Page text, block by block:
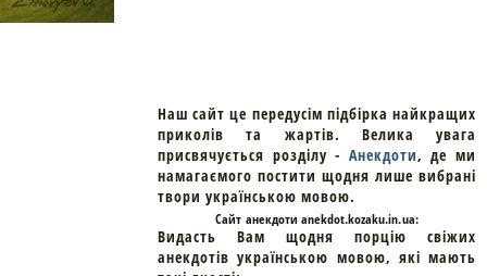
Наш сайт це передусім підбірка найкращих
приколів та жартів. Велика увага
присвячується розділу - Анекдоти, де ми
намагаємого постити щодня лише вибрані
твори українською мовою.
Cайт анекдоти anekdot.kozaku.in.ua:
Видасть Вам щодня порцію свіжих
анекдотів українською мовою, які мають